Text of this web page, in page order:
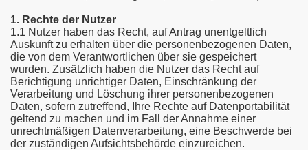
1. Rechte der Nutzer
1.1 Nutzer haben das Recht, auf Antrag unentgeltlich
Auskunft zu erhalten über die personenbezogenen Daten,
die von dem Verantwortlichen über sie gespeichert
wurden. Zusätzlich haben die Nutzer das Recht auf
Berichtigung unrichtiger Daten, Einschränkung der
Verarbeitung und Löschung ihrer personenbezogenen
Daten, sofern zutreffend, Ihre Rechte auf Datenportabilität
geltend zu machen und im Fall der Annahme einer
unrechtmäßigen Datenverarbeitung, eine Beschwerde bei
der zuständigen Aufsichtsbehörde einzureichen.